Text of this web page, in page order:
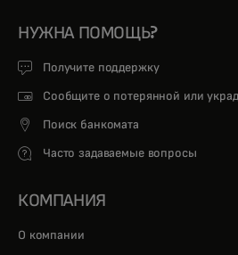
НУЖНА ПОМОЩЬ?
Получите поддержку
Сообщите о потерянной или
Поиск банкомата
Часто задаваемые вопросы
КОМПАНИЯ
О компании